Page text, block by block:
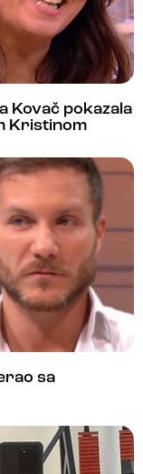
Kovač pokazala
Kristinom
sa